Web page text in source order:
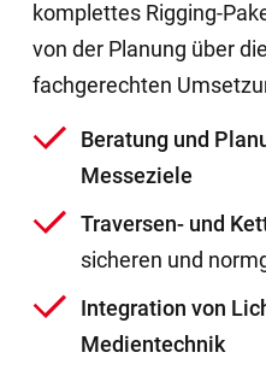
komplettes Rigging-
von der Planung über
fachgerechten
Beratung und
Messeziele
Traversen- und
sicheren und
Integration von
Medientechnik